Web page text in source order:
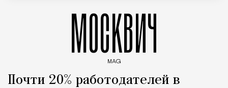
МОСКВИЧ
MAG
Почти 20% работодателей в